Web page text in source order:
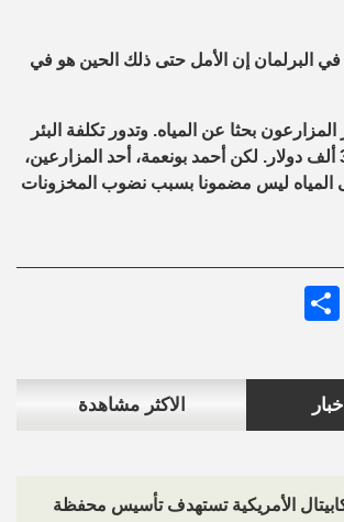
الاكثر مشاهدة
كابيتال الأمريكية تستهدف تأسيس محفظة
في البرلمان إن الأمل حتى ذلك الحين هو في
بحثا عن المياه. وتدور تكلفة البئر
الجديدة بين 20 و30 ألف دولار. لكن أحمد بونعمة، أحد المزارعين،
المياه ليس مضمونا بسبب نضوب المخزونات
Email